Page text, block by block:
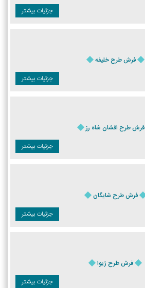
جزئیات بیشتر
فرش طرح خلیفه
جزئیات بیشتر
فرش طرح افشان شاه رز
جزئیات بیشتر
فرش طرح شایگان
جزئیات بیشتر
فرش طرح ژیوا
جزئیات بیشتر